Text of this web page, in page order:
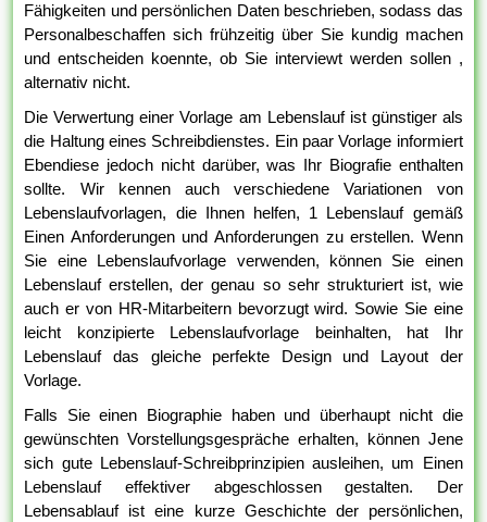
Fähigkeiten und persönlichen Daten beschrieben, sodass das
Personalbeschaffen sich frühzeitig über Sie kundig machen
und entscheiden koennte, ob Sie interviewt werden sollen ,
alternativ nicht.
Die Verwertung einer Vorlage am Lebenslauf ist günstiger als
die Haltung eines Schreibdienstes. Ein paar Vorlage informiert
Ebendiese jedoch nicht darüber, was Ihr Biografie enthalten
sollte. Wir kennen auch verschiedene Variationen von
Lebenslaufvorlagen, die Ihnen helfen, 1 Lebenslauf gemäß
Einen Anforderungen und Anforderungen zu erstellen. Wenn
Sie eine Lebenslaufvorlage verwenden, können Sie einen
Lebenslauf erstellen, der genau so sehr strukturiert ist, wie
auch er von HR-Mitarbeitern bevorzugt wird. Sowie Sie eine
leicht konzipierte Lebenslaufvorlage beinhalten, hat Ihr
Lebenslauf das gleiche perfekte Design und Layout der
Vorlage.
Falls Sie einen Biographie haben und überhaupt nicht die
gewünschten Vorstellungsgespräche erhalten, können Jene
sich gute Lebenslauf-Schreibprinzipien ausleihen, um Einen
Lebenslauf effektiver abgeschlossen gestalten. Der
Lebensablauf ist eine kurze Geschichte der persönlichen,